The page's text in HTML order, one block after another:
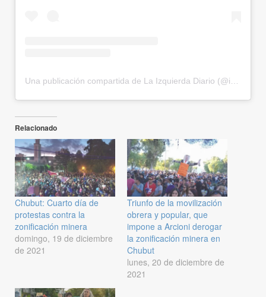
Relacionado
Chubut: Cuarto día de
protestas contra la
zonificación minera
domingo, 19 de diciembre
de 2021
Triunfo de la movilización
obrera y popular, que
impone a Arcioni derogar
la zonificación minera en
Chubut
lunes, 20 de diciembre de
2021